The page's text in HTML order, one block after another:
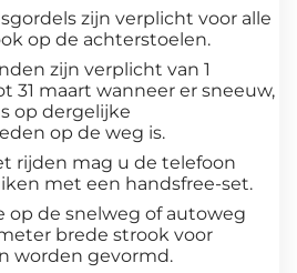
zijn verplicht voor alle
op de achterstoelen.
zijn verplicht van 1
31 maart wanneer er sneeuw,
op dergelijke
op de weg is.
rijden mag u de telefoon
met een handsfree-set.
op de snelweg of autoweg
brede strook voor
worden gevormd.